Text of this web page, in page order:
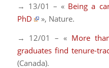
→ 13/01 – « Being a
PhD
», Nature.
→ 12/01 – « More
graduates find tenure-
(Canada).